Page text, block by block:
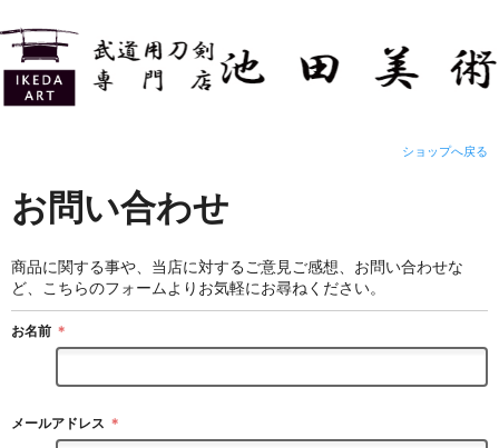
ショップへ戻る
お問い合わせ
商品に関する事や、当店に対するご意見ご感想、お問い合わせな
ど、こちらのフォームよりお気軽にお尋ねください。
お名前 ＊
メールアドレス ＊